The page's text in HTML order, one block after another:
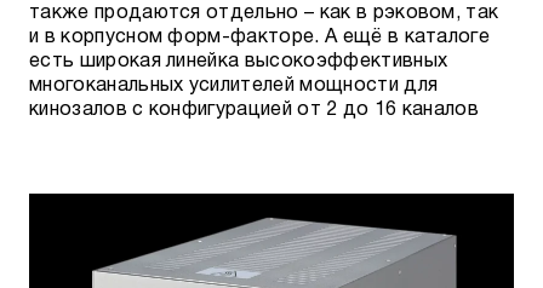
также продаются отдельно – как в рэковом, так
и в корпусном форм-факторе. А ещё в каталоге
есть широкая линейка высокоэффективных
многоканальных усилителей мощности для
кинозалов с конфигурацией от 2 до 16 каналов